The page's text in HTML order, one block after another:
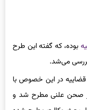
می‌شد.
در این خصوص با
در صحن علنی مطرح شد و
بحث وکالت مطرح شده